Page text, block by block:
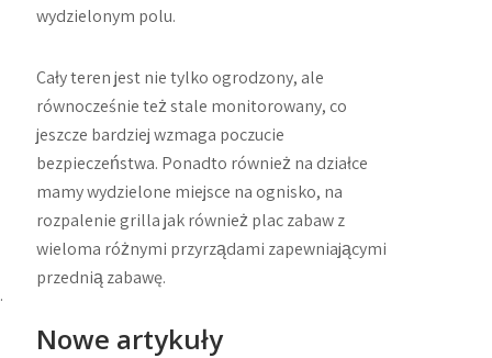
wydzielonym polu.
Cały teren jest nie tylko ogrodzony, ale
równocześnie też stale monitorowany, co
jeszcze bardziej wzmaga poczucie
bezpieczeństwa. Ponadto również na działce
mamy wydzielone miejsce na ognisko, na
rozpalenie grilla jak również plac zabaw z
wieloma różnymi przyrządami zapewniającymi
przednią zabawę.
Nowe artykuły